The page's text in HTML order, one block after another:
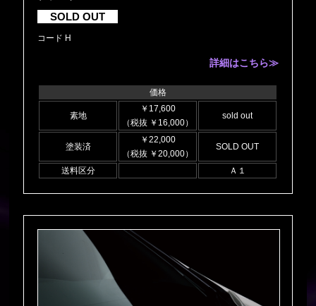
SOLD OUT
コード H
詳細はこちら≫
価格
素地
￥17,600
（税抜 ￥16,000）
sold out
塗装済
￥22,000
（税抜 ￥20,000）
SOLD OUT
送料区分 Ａ１